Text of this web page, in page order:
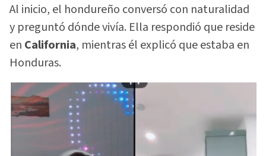
Al inicio, el hondureño conversó con naturalidad
y preguntó dónde vivía. Ella respondió que reside
en California, mientras él explicó que estaba en
Honduras.